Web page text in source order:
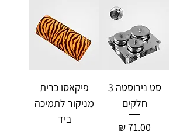
סט נירוסטה 3
חלקים
מחיר
פיקאסו כרית
מניקור לתמיכה
ביד